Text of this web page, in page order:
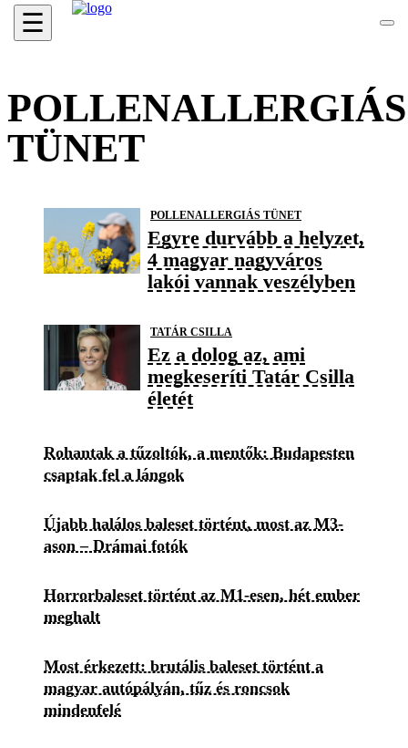
☰
POLLENALLERGIÁS
TÜNET
POLLENALLERGIÁS TÜNET
Egyre durvább a helyzet,
4 magyar nagyváros
lakói vannak veszélyben
TATÁR CSILLA
Ez a dolog az, ami
megkeseríti Tatár Csilla
életét
Rohantak a tűzoltók, a mentők: Budapesten
csaptak fel a lángok
Újabb halálos baleset történt, most az M3-
ason – Drámai fotók
Horrorbaleset történt az M1-esen, hét ember
meghalt
Most érkezett: brutális baleset történt a
magyar autópályán, tűz és roncsok
mindenfelé